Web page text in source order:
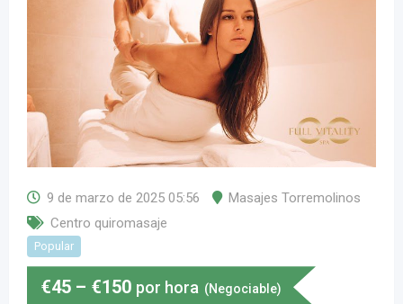
9 de marzo de 2025 05:56
Masajes Torremolinos
Centro quiromasaje
Popular
€45 – €150 por hora (Negociable)